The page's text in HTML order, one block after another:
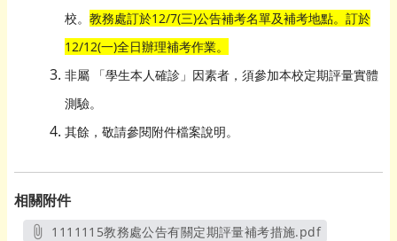
校。 教務處訂於12/7(三)公告補考名單及補考地點。訂於
12/12(一)全日辦理補考作業。
非屬 「學生本人確診」 因素者， 須參加本校定期評量實體
測驗。
其餘，敬請參閱附件檔案說明。
相關附件
1111115教務處公告有關定期評量補考措施.pdf